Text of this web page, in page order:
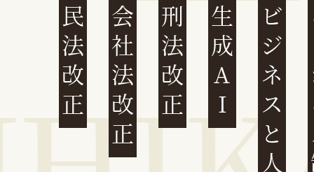
民法改正 会社法改正 刑法改正 生成AI ビジネスと人権